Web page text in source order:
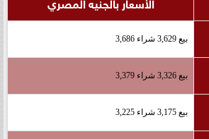
بيع 3,629 شراء 3,686
بيع 3,326 شراء 3,379
بيع 3,175 شراء 3,225